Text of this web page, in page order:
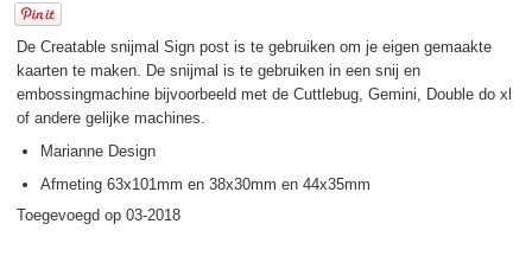
De Creatable snijmal Sign post is te gebruiken om je eigen gemaakte
kaarten te maken. De snijmal is te gebruiken in een snij en
embossingmachine bijvoorbeeld met de Cuttlebug, Gemini, Double do xl
of andere gelijke machines.
Marianne Design
Afmeting 63x101mm en 38x30mm en 44x35mm
Toegevoegd op 03-2018